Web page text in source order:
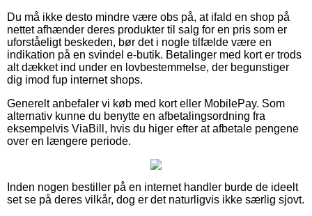
Du må ikke desto mindre være obs på, at ifald en shop på
nettet afhænder deres produkter til salg for en pris som er
uforståeligt beskeden, bør det i nogle tilfælde være en
indikation på en svindel e-butik. Betalinger med kort er trods
alt dækket ind under en lovbestemmelse, der begunstiger
dig imod fup internet shops.
Generelt anbefaler vi køb med kort eller MobilePay. Som
alternativ kunne du benytte en afbetalingsordning fra
eksempelvis ViaBill, hvis du higer efter at afbetale pengene
over en længere periode.
Inden nogen bestiller på en internet handler burde de ideelt
set se på deres vilkår, dog er det naturligvis ikke særlig sjovt.